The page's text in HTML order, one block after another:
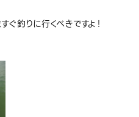
釣りに行くべきですよ！